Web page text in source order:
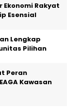
Ekonomi Rakyat
Esensial
Lengkap
Pilihan
Peran
Kawasan